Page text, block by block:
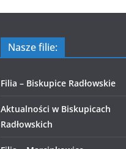
Nasze filie:
Filia – Biskupice Radłowskie
Aktualności w Biskupicach
Radłowskich